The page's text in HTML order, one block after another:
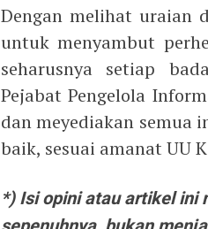
Dengan melihat uraian
untuk menyambut
seharusnya setiap
Pejabat Pengelola
dan meyediakan semua
baik, sesuai amanat UU
*) Isi opini atau artikelini